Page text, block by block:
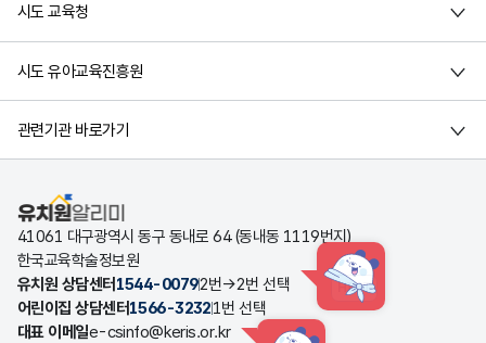
시도 교육청
시도 유아교육진흥원
관련기관 바로가기
유치원알리미
41061 대구광역시 동구 동내로 64 (동내동 1119번지)
한국교육학술정보원
유치원 상담센터 1544-00792번→2번 선택 HINT
어린이집 상담센터1566-32321번 선택
대표 이메일e-csinfo@keris.or.kr